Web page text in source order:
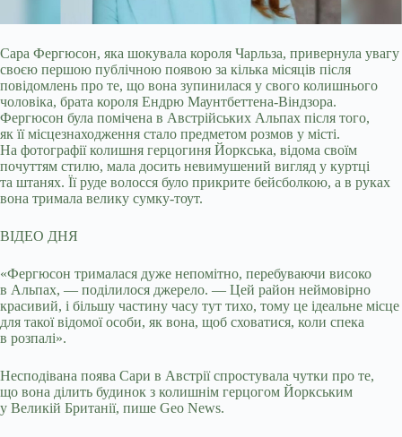
Сара Фергюсон, яка шокувала короля Чарльза, привернула увагу
своєю першою публічною появою за кілька місяців після
повідомлень про те, що вона зупинилася у свого колишнього
чоловіка, брата короля Ендрю Маунтбеттена-Віндзора.
Фергюсон була помічена в Австрійських Альпах після того,
як її місцезнаходження стало предметом розмов у місті.
На фотографії колишня герцогиня Йоркська, відома своїм
почуттям стилю, мала досить невимушений вигляд у куртці
та штанях. Її руде волосся було прикрите бейсболкою, а в руках
вона тримала велику сумку-тоут.
ВІДЕО ДНЯ
«Фергюсон трималася дуже непомітно, перебуваючи високо
в Альпах, — поділилося джерело. — Цей район неймовірно
красивий, і більшу частину часу тут тихо, тому це ідеальне місце
для такої відомої особи, як вона, щоб сховатися, коли спека
в розпалі».
Несподівана поява Сари в Австрії спростувала чутки про те,
що вона ділить будинок з колишнім герцогом Йоркським
у Великій Британії, пише Geo News.